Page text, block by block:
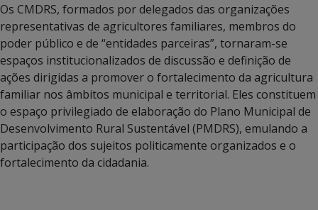
Os CMDRS, formados por delegados das organizações
representativas de agricultores familiares, membros do
poder público e de “entidades parceiras”, tornaram-se
espaços institucionalizados de discussão e definição de
ações dirigidas a promover o fortalecimento da agricultura
familiar nos âmbitos municipal e territorial. Eles constituem
o espaço privilegiado de elaboração do Plano Municipal de
Desenvolvimento Rural Sustentável (PMDRS), emulando a
participação dos sujeitos politicamente organizados e o
fortalecimento da cidadania.